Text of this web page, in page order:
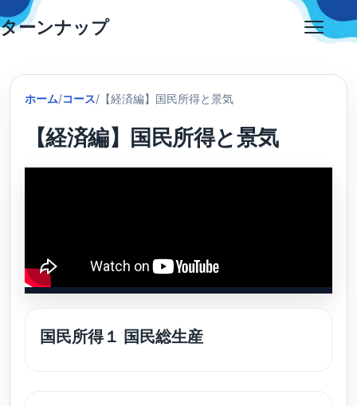
Skip
to
ターンナップ
ホーム/コース/ 【経済編】国民所得と景気
【経済編】国民所得と景気
国民所得１ 国民総生産